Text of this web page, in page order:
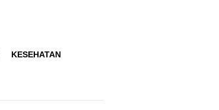
KESEHATAN